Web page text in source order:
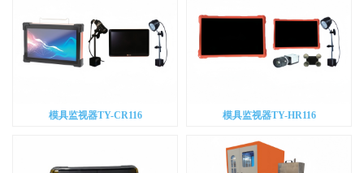
模具监视器TY-CR116 模具监视器TY-HR116